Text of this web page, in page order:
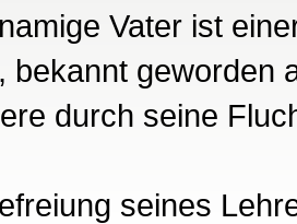
Vater ist
bekannt geworden
durch seine
seines